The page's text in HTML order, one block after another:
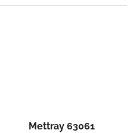
Mettray 63061